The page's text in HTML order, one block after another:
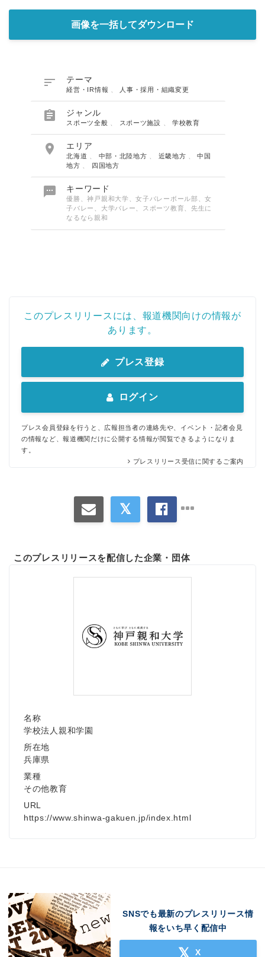
画像を一括してダウンロード
 テーマ
経営・IR情報 人事・採用・組織変更
 ジャンル
スポーツ全般 スポーツ施設 学校教育
 エリア
北海道 中部・北陸地方 近畿地方 、中国
地方
四国地方
 キーワード
優勝、神戸親和大学、女子バレーボール部、女
子バレー、大学バレー、スポーツ教育、先生に
なるなら親和
このプレスリリースには、報道機関向けの情報が
あります。
プレス登録
ログイン
プレス会員登録を行うと、広報担当者の連絡先や、イベント・記者会見
の情報など、報道機関だけに公開する情報が閲覧できるようになりま
す。
プレスリリース受信に関するご案内
このプレスリリースを配信した企業・団体
名称
学校法人親和学園
所在地
兵庫県
業種
その他教育
URL
https://www.shinwa-gakuen.jp/index.html
SNSでも最新のプレスリリース情
報をいち早く配信中
X